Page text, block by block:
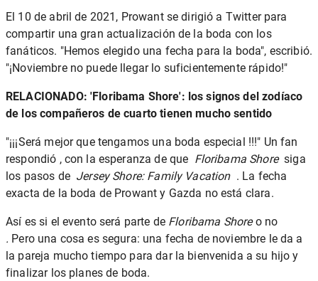
El 10 de abril de 2021, Prowant se dirigió a Twitter para
compartir una gran actualización de la boda con los
fanáticos. "Hemos elegido una fecha para la boda", escribió.
"¡Noviembre no puede llegar lo suficientemente rápido!"
RELACIONADO: 'Floribama Shore': los signos del zodíaco
de los compañeros de cuarto tienen mucho sentido
"¡¡¡Será mejor que tengamos una boda especial !!!" Un fan
respondió , con la esperanza de que Floribama Shoresiga
los pasos de Jersey Shore: Family Vacation. La fecha
exacta de la boda de Prowant y Gazda no está clara.
Así es si el evento será parte de Floribama Shoreo no
. Pero una cosa es segura: una fecha de noviembre le da a
la pareja mucho tiempo para dar la bienvenida a su hijo y
finalizar los planes de boda.